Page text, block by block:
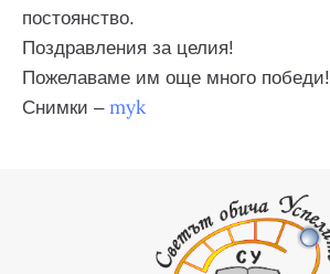
постоянство.
Поздравления за целия!
Пожелаваме им още много победи!
Снимки – тук